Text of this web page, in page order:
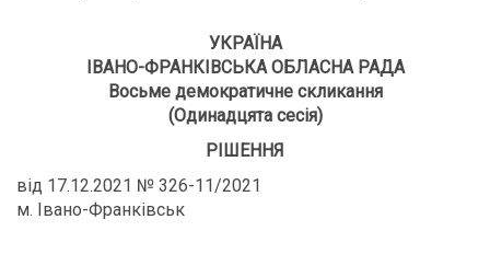
УКРАЇНА
ІВАНО-ФРАНКІВСЬКА ОБЛАСНА РАДА
Восьме демократичне скликання
(Одинадцята сесія)
РІШЕННЯ
від 17.12.2021 № 326-11/2021
м. Івано-Франківськ